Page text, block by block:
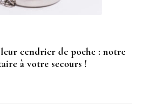
cendrier de poche : notre
à votre secours !